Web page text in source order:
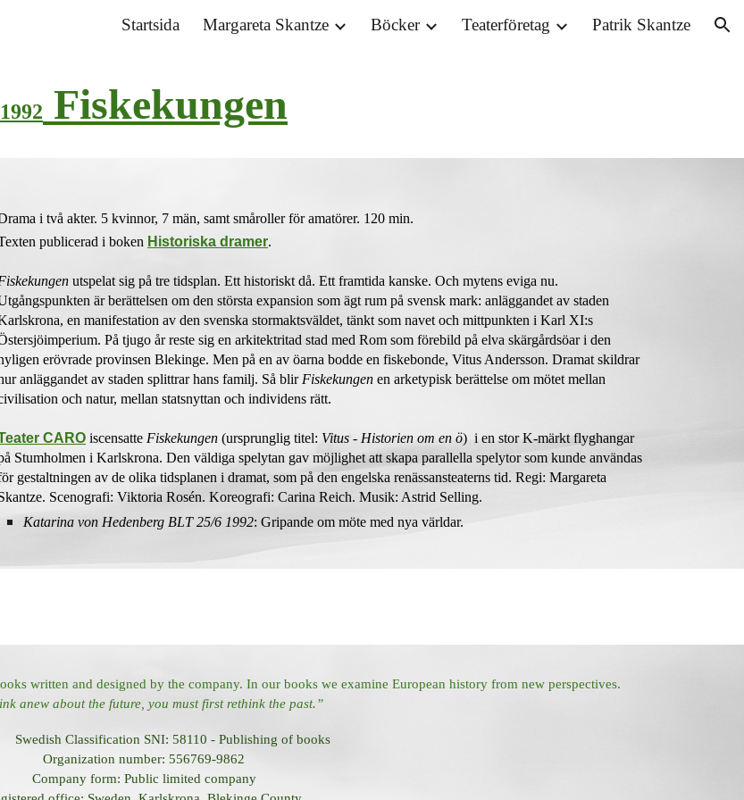
Skip to navigation
Startsida Margareta Skantze Böcker Teaterföretag Patrik Skantze
1992 Fiskekungen
i två akter. 5 kvinnor, 7 män, samt småroller för amatörer. 120 min.
publicerad i boken Historiska dramer.
utspelat sig på tre tidsplan. Ett historiskt då. Ett framtida kanske. Och mytens eviga nu.
är berättelsen om den största expansion som ägt rum på svensk mark: anläggandet av staden
en manifestation av den svenska stormaktsväldet, tänkt som navet och mittpunkten i Karl XI:s
På tjugo år reste sig en arkitektritad stad med Rom som förebild på elva skärgårdsöar i den
erövrade provinsen Blekinge. Men på en av öarna bodde en fiskebonde, Vitus Andersson. Dramat skildrar
anläggandet av staden splittrar hans familj. Så blir Fiskekungen en arketypisk berättelse om mötet mellan
och natur, mellan statsnyttan och individens rätt.
CARO iscensatte Fiskekungen (ursprunglig titel: Vitus - Historien om en ö) i en stor K-märkt flyghangar
Stumholmen i Karlskrona. Den väldiga spelytan gav möjlighet att skapa parallella spelytor som kunde användas
gestaltningen av de olika tidsplanen i dramat, som på den engelska renässansteaterns tid. Regi: Margareta
Scenografi: Viktoria Rosén. Koreografi: Carina Reich. Musik: Astrid Selling.
Katarina von Hedenberg BLT 25/6 1992: Gripande om möte med nya världar.
written and designed by the company. In our books we examine European history from new perspectives.
anew about the future, you must first rethink the past.”
Swedish Classification SNI: 58110 - Publishing of books
Organization number: 556769-9862
Company form: Public limited company